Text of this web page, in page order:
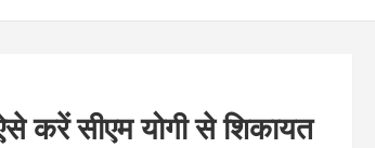
करें सीएम योगी से शिकायत